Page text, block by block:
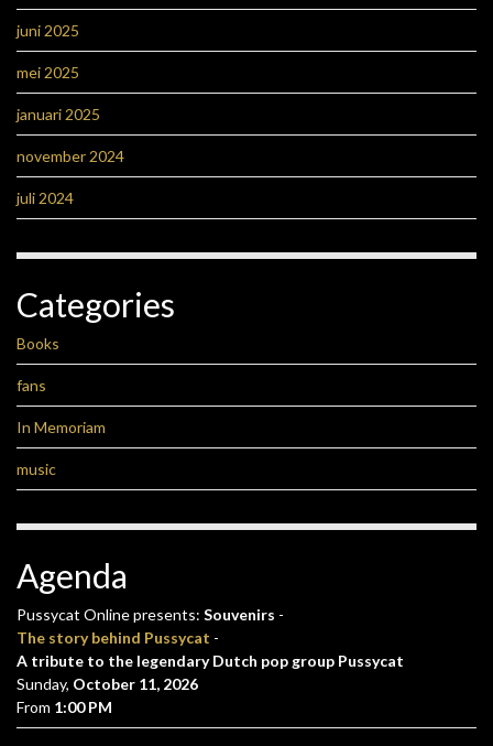
juni 2025
mei 2025
januari 2025
november 2024
juli 2024
Categories
Books
fans
In Memoriam
music
Agenda
Pussycat Online presents: Souvenirs -
The story behind Pussycat -
A tribute to the legendary Dutch pop group Pussycat
Sunday, October 11, 2026
From 1:00 PM